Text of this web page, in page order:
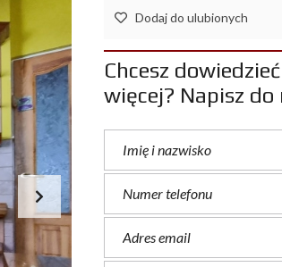
Dodaj do ulubionych
Chcesz
więcej? Napisz do